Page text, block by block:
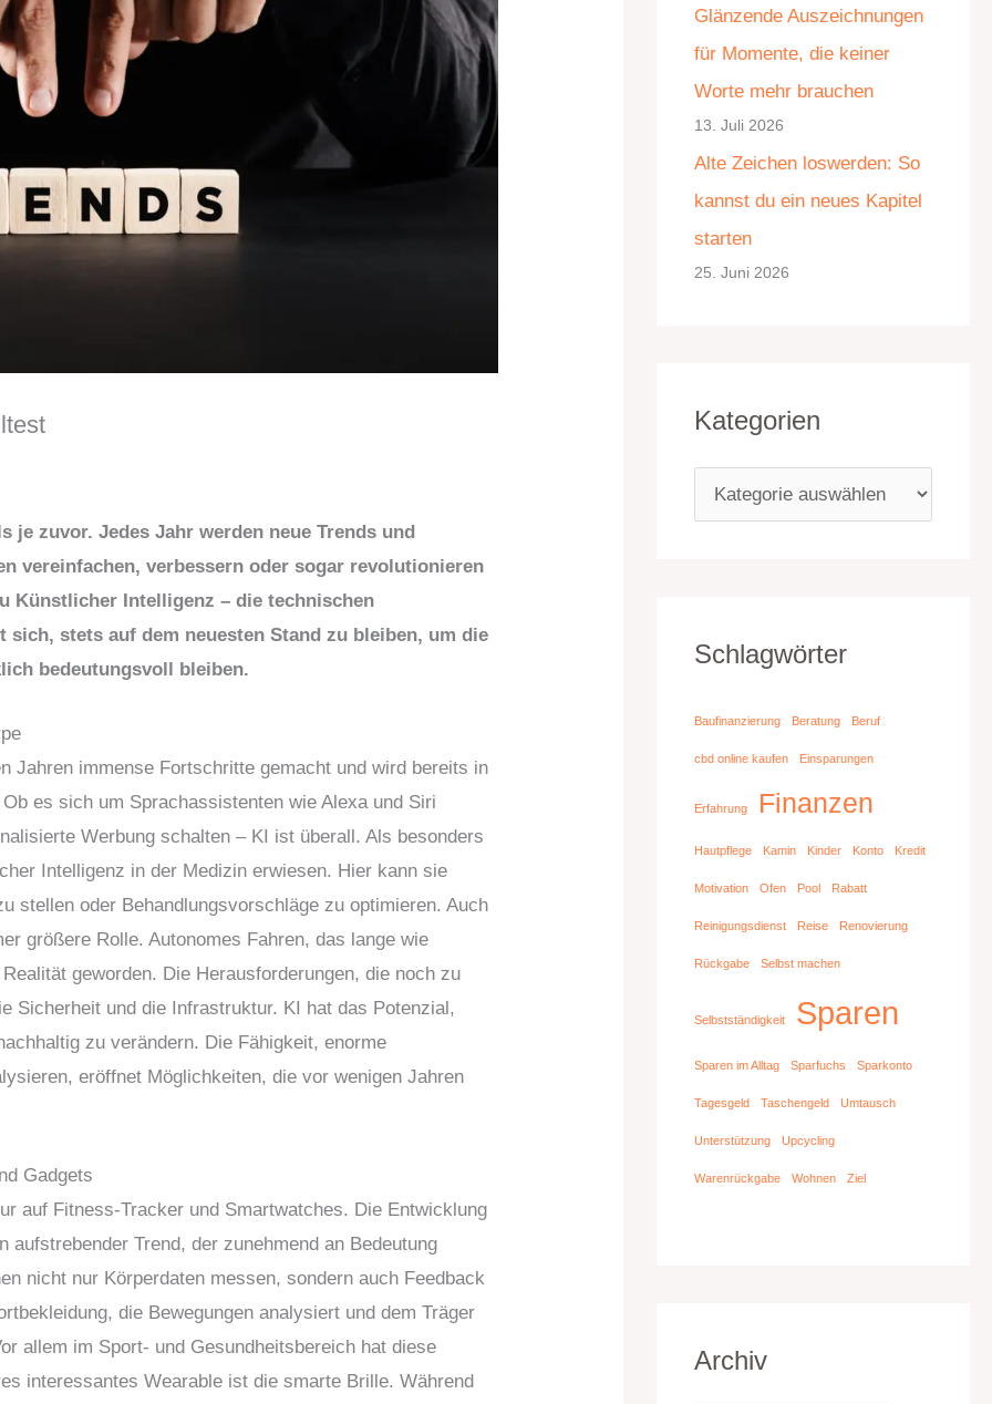
je zuvor. Jedes Jahr werden neue Trends und
vereinfachen, verbessern oder sogar revolutionieren
Künstlicher Intelligenz – die technischen
stets auf dem neuesten Stand zu bleiben, um die
bedeutungsvoll bleiben.
Jahren immense Fortschritte gemacht und wird bereits in
es sich um Sprachassistenten wie Alexa und Siri
Werbung schalten – KI ist überall. Als besonders
Intelligenz in der Medizin erwiesen. Hier kann sie
stellen oder Behandlungsvorschläge zu optimieren. Auch
größere Rolle. Autonomes Fahren, das lange wie
geworden. Die Herausforderungen, die noch zu
Sicherheit und die Infrastruktur. KI hat das Potenzial,
zu verändern. Die Fähigkeit, enorme
eröffnet Möglichkeiten, die vor wenigen Jahren
Gadgets
auf Fitness-Tracker und Smartwatches. Die Entwicklung
Trend, der zunehmend an Bedeutung
nicht nur Körperdaten messen, sondern auch Feedback
die Bewegungen analysiert und dem Träger
allem im Sport- und Gesundheitsbereich hat diese
interessantes Wearable ist die smarte Brille. Während
Glänzende Auszeichnungen
für Momente, die keiner
Worte mehr brauchen
13. Juli 2026
Alte Zeichen loswerden: So
kannst du ein neues Kapitel
starten
25. Juni 2026
Kategorien
e
n
Schlagwörter
Baufinanzierung Beratung Beruf
cbd online kaufen Einsparungen
Erfahrung Finanzen
Hautpflege Kamin Kinder Konto Kredit
Motivation Ofen Pool Rabatt
Reinigungsdienst Reise Renovierung
Rückgabe Selbst machen
Selbstständigkeit Sparen
Sparen im Alltag Sparfuchs Sparkonto
Tagesgeld Taschengeld Umtausch
Unterstützung Upcycling
Warenrückgabe Wohnen Ziel
Archiv